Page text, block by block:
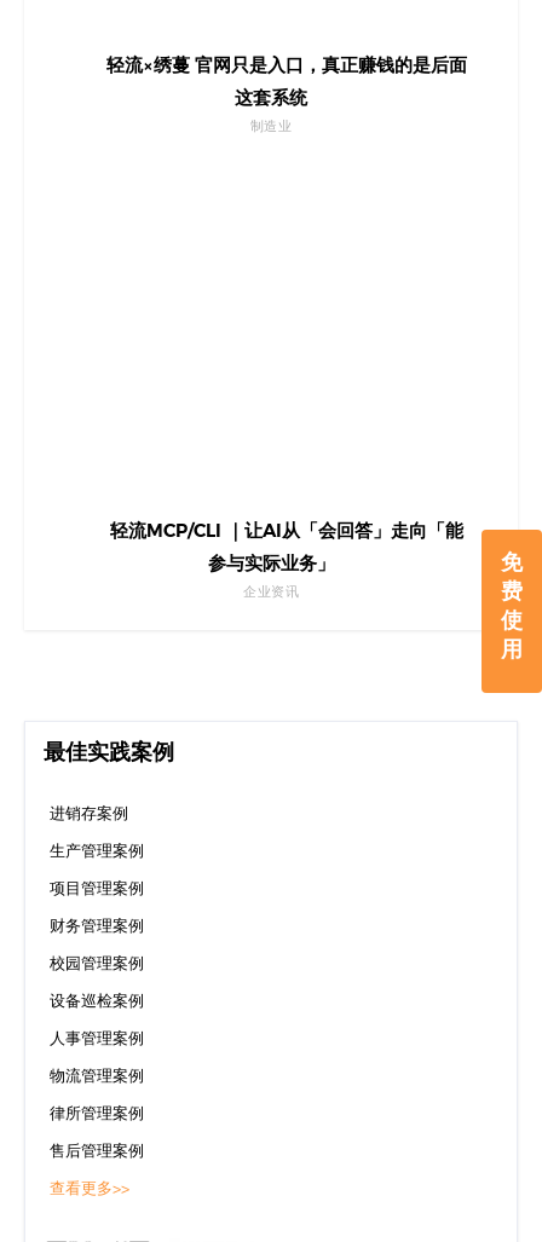
免
费
使
用
轻流×绣蔓 官网只是入口，真正赚钱的是后面
这套系统
制造业
轻流MCP/CLI ｜让AI从「会回答」走向「能
参与实际业务」
企业资讯
最佳实践案例
进销存案例
生产管理案例
项目管理案例
财务管理案例
校园管理案例
设备巡检案例
人事管理案例
物流管理案例
律所管理案例
售后管理案例
查看更多>>